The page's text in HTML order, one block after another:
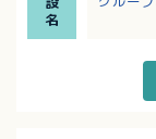
・賞与
名